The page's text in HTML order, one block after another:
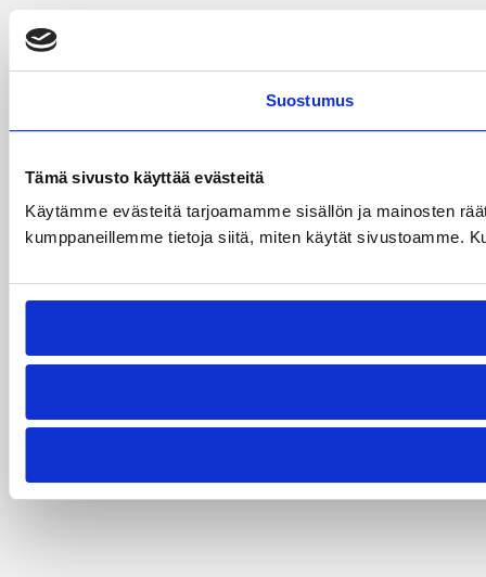
Suostumus
Tämä sivusto käyttää evästeitä
Käytämme evästeitä tarjoamamme sisällön ja mainosten
kumppaneillemme tietoja siitä, miten käytät sivustoamme.